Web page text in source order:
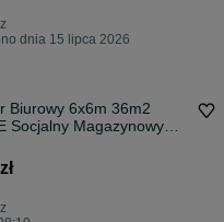
dnia 15 lipca 2026
Biurowy 6x6m 36m2
Socjalny Magazynowy
Producent | Dostawa